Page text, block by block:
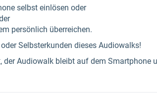
selbst einlösen oder
persönlich überreichen.
Selbsterkunden dieses Audiowalks!
der Audiowalk bleibt auf dem Smartphone